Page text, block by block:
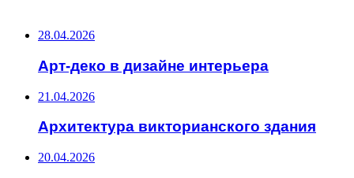
28.04.2026
Арт-деко в дизайне интерьера
21.04.2026
Архитектура викторианского здания
20.04.2026